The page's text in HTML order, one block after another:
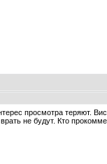
просмотра теряют.
не будут. Кто